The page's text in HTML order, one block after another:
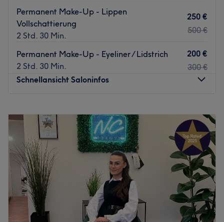
Permanent Make-Up - Lippen
Vollschattierung
2 Std. 30 Min.
250 €
500 €
Permanent Make-Up - Eyeliner / Lidstrich
2 Std. 30 Min.
200 €
300 €
Schnellansicht Saloninfos
Dienstag
20:00
Mittwoch
20:00
Donnerstag
–20:00
Freitag
08:00– 20:00
Samstag
–20:00
Sonntag
18:00
Traumhaft lange Wimpern, top Maniküre oder auf
Hochglanz polierte Nägel – all diese Wünsche erfüllt das